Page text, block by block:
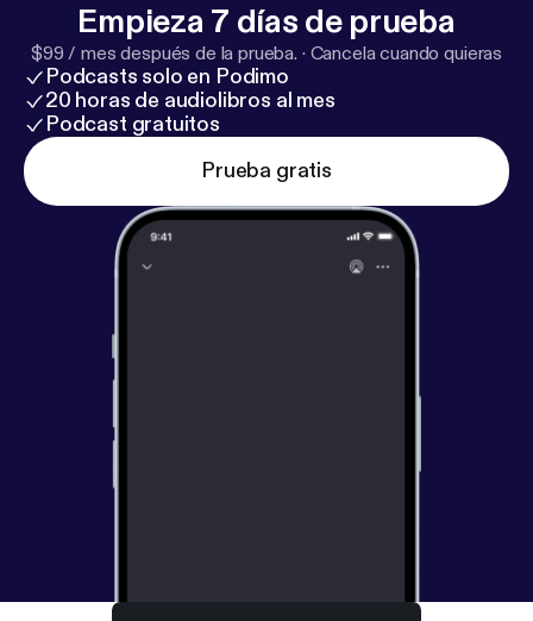
Empieza 7 días de prueba
$99 / mes después de la prueba. · Cancela cuando quieras
Podcasts solo en Podimo
20 horas de audiolibros al mes
Podcast gratuitos
Prueba gratis